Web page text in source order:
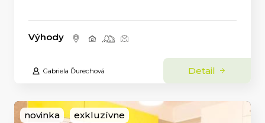
Výhody
Gabriela Ďurechová Detail
novinka exkluzívne